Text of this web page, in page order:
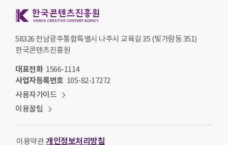
58326 전남광주통합특별시 나주시 교육길 35 (빛가람동 351)
한국콘텐츠진흥원
대표전화 1566-1114
사업자등록번호 105-82-17272
사용자가이드
이용꿀팁
이용약관 개인정보처리방침